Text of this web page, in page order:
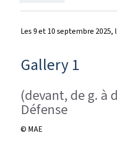
r
é
e
Les 9 et 10 septembre
Gallery 1
(devant, de g. à
Défense
© MAE